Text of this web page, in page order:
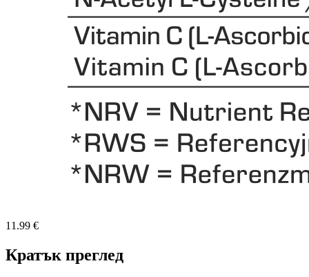
11.99 €
Кратък преглед